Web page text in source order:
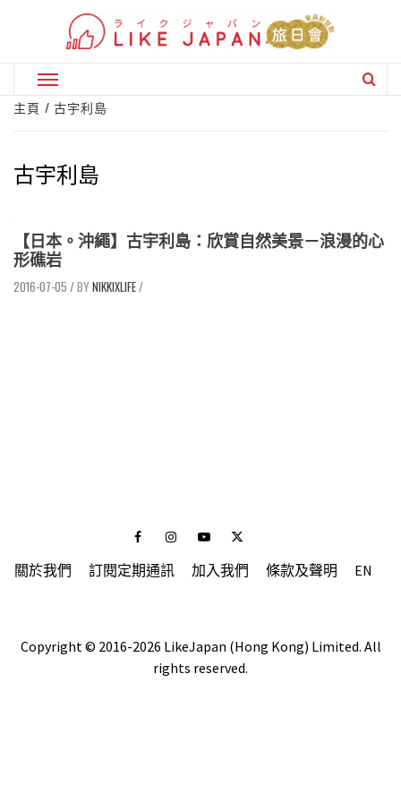
Primary
Menu
主頁 古宇利島
古宇利島
【日本。沖繩】古宇利島：欣賞自然美景－浪漫的心
形礁岩
2016-07-05 / NIKKIXLIFE/
FacebookInstagramYoutubeTwitter
關於我們 訂閱定期通訊 加入我們 條款及聲明 EN
Copyright © 2016-2026 LikeJapan (Hong Kong) Limited. All
rights reserved.